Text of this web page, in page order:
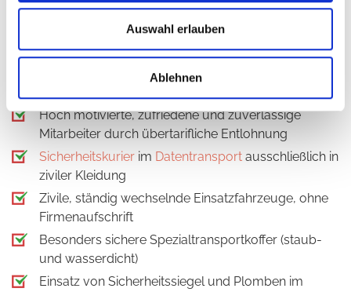
Auswahl erlauben
Ablehnen
Datentransporte
Logistik und Sicherheit im Rechenzentrums-Umzug
aus einer kompetenten Hand
Geschultes Sicherheitspersonal (überprüft), nach
Hoch motivierte, zufriedene und zuverlässige
Mitarbeiter durch übertarifliche Entlohnung
Sicherheitskurier im Datentransport ausschließlich in
ziviler Kleidung
Zivile, ständig wechselnde Einsatzfahrzeuge, ohne
Firmenaufschrift
Besonders sichere Spezialtransportkoffer (staub-
und wasserdicht)
Einsatz von Sicherheitssiegel und Plomben im